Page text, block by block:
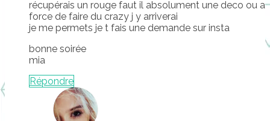
récupérais un rouge faut il absolument une deco ou a
force de faire du crazy j y arriverai
je me permets je t fais une demande sur insta
bonne soirée
mia
Répondre